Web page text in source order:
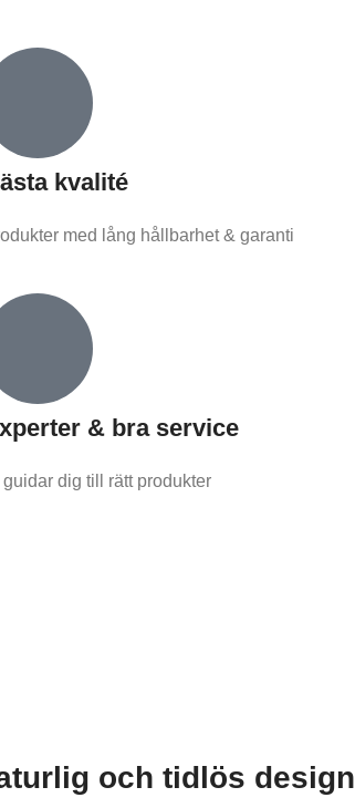
kvalité
med lång hållbarhet & garanti
& bra service
dig till rätt produkter
och tidlös design